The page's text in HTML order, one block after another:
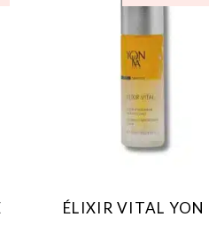
ÉLIXIR VITAL YON